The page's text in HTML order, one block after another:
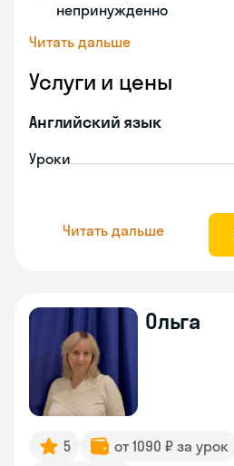
непринужденно
Читать дальше
Услуги и цены
Английский язык
Уроки
Читать дальше
Ольга
5 от 1090 ₽ за урок